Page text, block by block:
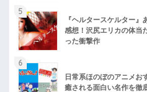
5
『ヘルタースケルター』
感想！沢尻エリカの体当
った衝撃作
6
日常系ほのぼのアニメお
癒される面白い名作を徹